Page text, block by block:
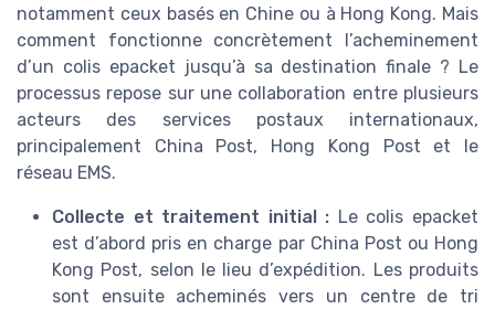
notamment ceux basés en Chine ou à Hong Kong. Mais
comment fonctionne concrètement l’acheminement
d’un colis epacket jusqu’à sa destination finale ? Le
processus repose sur une collaboration entre plusieurs
acteurs des services postaux internationaux,
principalement China Post, Hong Kong Post et le
réseau EMS.
Collecte et traitement initial : Le colis epacket
est d’abord pris en charge par China Post ou Hong
Kong Post, selon le lieu d’expédition. Les produits
sont ensuite acheminés vers un centre de tri